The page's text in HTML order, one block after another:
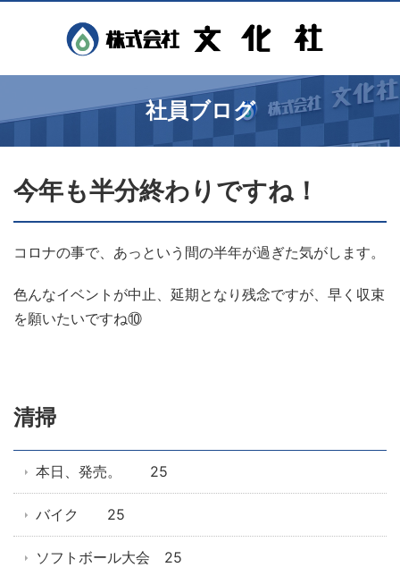
社員ブログ
今年も半分終わりですね！
コロナの事で、あっという間の半年が過ぎた気がします。
色んなイベントが中止、延期となり残念ですが、早く収束
を願いたいですね⑩
清掃
本日、発売。 25
バイク 25
ソフトボール大会 25